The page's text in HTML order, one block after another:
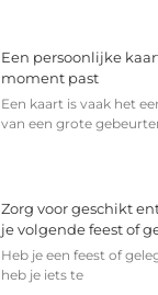
Een persoonlijke
moment past
Een kaart is vaak het
van een grote
Zorg voor geschikt
je volgende feest of
Heb je een feest of
heb je iets te